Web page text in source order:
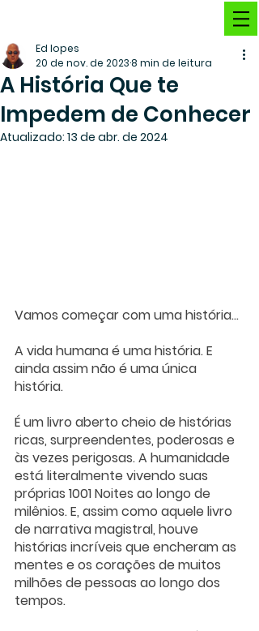
A História Que te
Impedem de Conhecer
Ed lopes
20 de nov. de 20238 min de leitura
Atualizado: 13 de abr. de 2024
Vamos começar com uma história…
A vida humana é uma história. E
ainda assim não é uma única
história.
É um livro aberto cheio de histórias
ricas, surpreendentes, poderosas e
às vezes perigosas. A humanidade
está literalmente vivendo suas
próprias 1001 Noites ao longo de
milênios. E, assim como aquele livro
de narrativa magistral, houve
histórias incríveis que encheram as
mentes e os corações de muitos
milhões de pessoas ao longo dos
tempos.